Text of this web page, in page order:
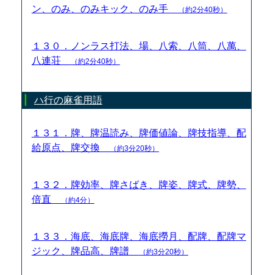
ン、のみ、のみキック、のみ手
（約2分40秒）
１３０．ノンラス打法、場、八索、八筒、八萬、
八連荘
（約2分40秒）
ハ行の麻雀用語
１３１．牌、牌温読み、牌価値論、牌技指導、配
給原点、牌交換
（約3分20秒）
１３２．牌効率、牌さばき、牌姿、牌式、牌勢、
倍直
（約4分）
１３３．海底、海底牌、海底撈月、配牌、配牌マ
ジック、牌品高、牌譜
（約3分20秒）